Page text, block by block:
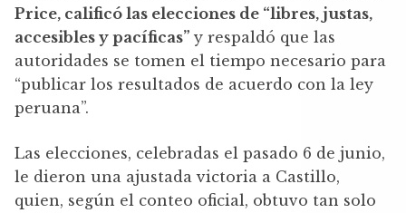
Price, calificó las elecciones de “libres, justas,
accesibles y pacíficas” y respaldó que las
autoridades se tomen el tiempo necesario para
“publicar los resultados de acuerdo con la ley
peruana”.
Las elecciones, celebradas el pasado 6 de junio,
le dieron una ajustada victoria a Castillo,
quien, según el conteo oficial, obtuvo tan solo